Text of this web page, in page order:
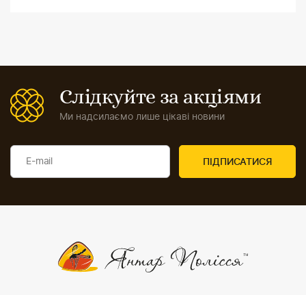
Слідкуйте за акціями
Ми надсилаємо лише цікаві новини